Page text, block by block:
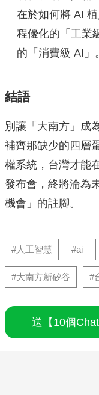
在於如何將 AI
程優化的「工業
的「消費級 AI」。
結語
別讓「大南方」成
補齊那缺少的四層
權系統，台灣才能
發布會，終將淪為
機會」的註腳。
#人工智慧 #ai
#大南方新矽谷 #
送【10個